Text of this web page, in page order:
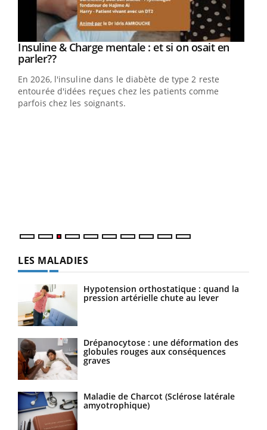
Youtube
Insuline & Charge mentale : et si on osait en
parler??Youtube
En 2026, l'insuline dans le diabète de type 2 reste
entourée d'idées reçues chez les patients comme
parfois chez les soignants.
Youtube
Eczéma Chronique des Mains : se préparer
pour l’été ! Youtube
L'été arrive… et avec lui, un tout nouveau rythme de vie !
Vacances, plage, piscine, soleil, activités en plein air…
Nos mains sont ...
LES MALADIES
Hypotension orthostatique : quand la
pression artérielle chute au lever
Drépanocytose : une déformation des
globules rouges aux conséquences
graves
Maladie de Charcot (Sclérose latérale
amyotrophique)